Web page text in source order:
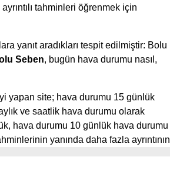
tahminleri öğrenmek için
yanıt aradıkları tespit edilmiştir: Bolu
Seben, bugün hava durumu nasıl,
yapan site; hava durumu 15 günlük
ve saatlik hava durumu olarak
hava durumu 10 günlük hava durumu
yanında daha fazla ayrıntının
kaliteli hizmet sunuyor.